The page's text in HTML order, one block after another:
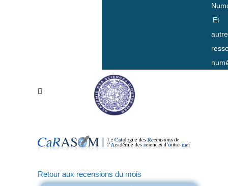
Et
Retour aux recensions du mois